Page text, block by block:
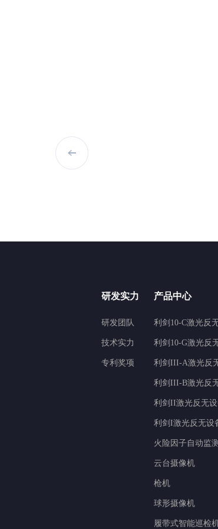
研发实力
研发团队
技术实力
专利奖项
产品中心
利剑10-C激光反
利剑10-G激光反
利剑III-A激光反
利剑III-B激光反
利剑II激光反无
利剑I激光反无设
火险因子自动监
云台摄像机
枪机
球形摄像机
履带式智能巡检